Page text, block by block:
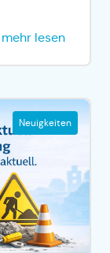
mehr lesen
Neuigkeiten